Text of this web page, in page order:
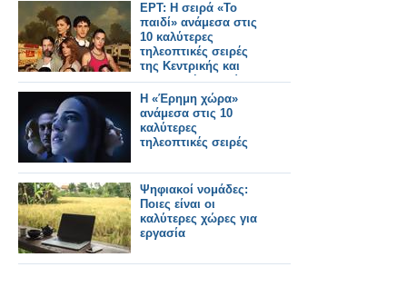
ΕΡΤ: Η σειρά «Το
παιδί» ανάμεσα στις
10 καλύτερες
τηλεοπτικές σειρές
της Κεντρικής και
Ανατολικής Ευρώπης
Η «Έρημη χώρα»
ανάμεσα στις 10
καλύτερες
τηλεοπτικές σειρές
Ψηφιακοί νομάδες:
Ποιες είναι οι
καλύτερες χώρες για
εργασία